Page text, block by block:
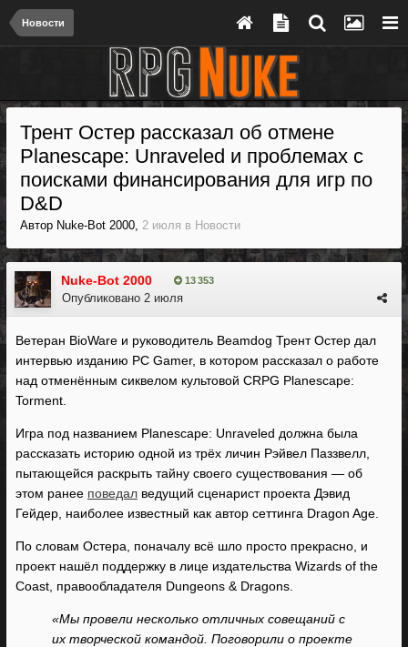
Новости
Трент Остер рассказал об отмене
Planescape: Unraveled и проблемах с
поисками финансирования для игр по
D&D
Автор Nuke-Bot 2000, 2 июля в Новости
Nuke-Bot 2000 13 353
Опубликовано 2 июля
Ветеран BioWare и руководитель Beamdog Трент Остер дал
интервью изданию PC Gamer, в котором рассказал о работе
над отменённым сиквелом культовой CRPG Planescape:
Torment.
Игра под названием Planescape: Unraveled должна была
рассказать историю одной из трёх личин Рэйвел Паззвелл,
пытающейся раскрыть тайну своего существования — об
этом ранее поведал ведущий сценарист проекта Дэвид
Гейдер, наиболее известный как автор сеттинга Dragon Age.
По словам Остера, поначалу всё шло просто прекрасно, и
проект нашёл поддержку в лице издательства Wizards of the
Coast, правообладателя Dungeons & Dragons.
«Мы провели несколько отличных совещаний с
их творческой командой. Поговорили о проекте